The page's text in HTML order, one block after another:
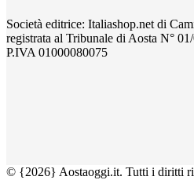
Società editrice: Italiashop.net di
registrata al Tribunale di Aosta N°
P.IVA 01000080075
© {2026} Aostaoggi.it. Tutti i diritti